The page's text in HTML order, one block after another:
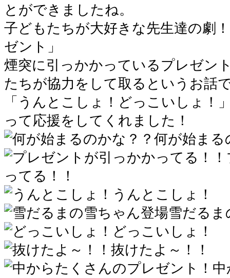
とができましたね。
子どもたちが大好きな先生達の劇
ゼント」
煙突に引っかかっているプレゼン
たちが協力をして取るというお話
「うんとこしょ！どっこいしょ！
って応援をしてくれました！
何が始まる
ってる！！
うんとこしょ！
雪だるま
どっこいしょ！
抜けたよ～！！